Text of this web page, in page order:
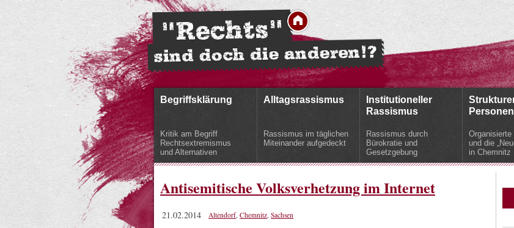
Begriffsklärung
Kritik am Begriff
Rechtsextremismus
und Alternativen
Alltagsrassismus
Rassismus im täglichen
Miteinander aufgedeckt
Institutioneller
Rassismus
Rassismus durch
Bürokratie und
Gesetzgebung
Personen
Organisierte
und die
in Chemnitz
Antisemitische Volksverhetzung im Internet
21.02.2014 Altendorf,Chemnitz,Sachsen